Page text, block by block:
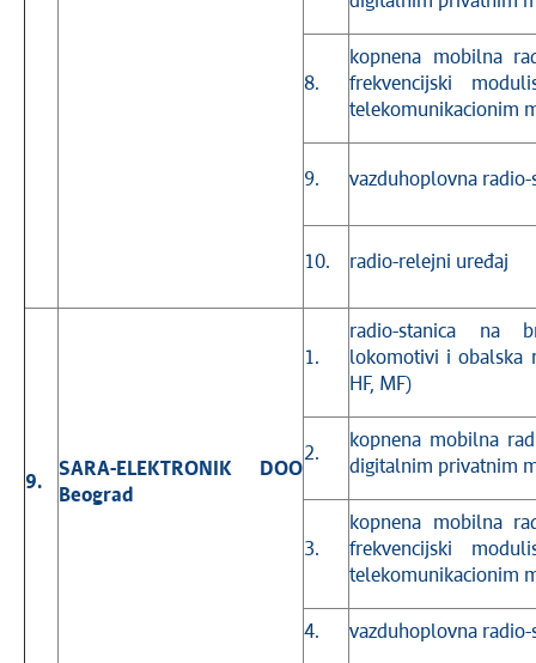
8.
kopnena mobilna
frekvencijski
telekomunikacionim
9. vazduhoplovna radio-
10. radio-relejni uređaj
9.
SARA-ELEKTRONIK DOO
Beograd
1.
radio-stanica na
lokomotivi i obalska
HF, MF)
2.
kopnena mobilna
digitalnim privatnim
3.
kopnena mobilna
frekvencijski
telekomunikacionim
4. vazduhoplovna radio-